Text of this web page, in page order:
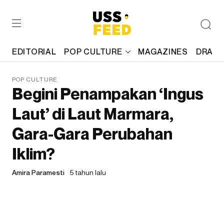
EDITORIAL POP CULTURE MAGAZINES
POP CULTURE
Begini Penampakan ‘Ingus
Laut’ di Laut Marmara,
Gara-Gara Perubahan
Iklim?
Amira Paramesti 5 tahun lalu